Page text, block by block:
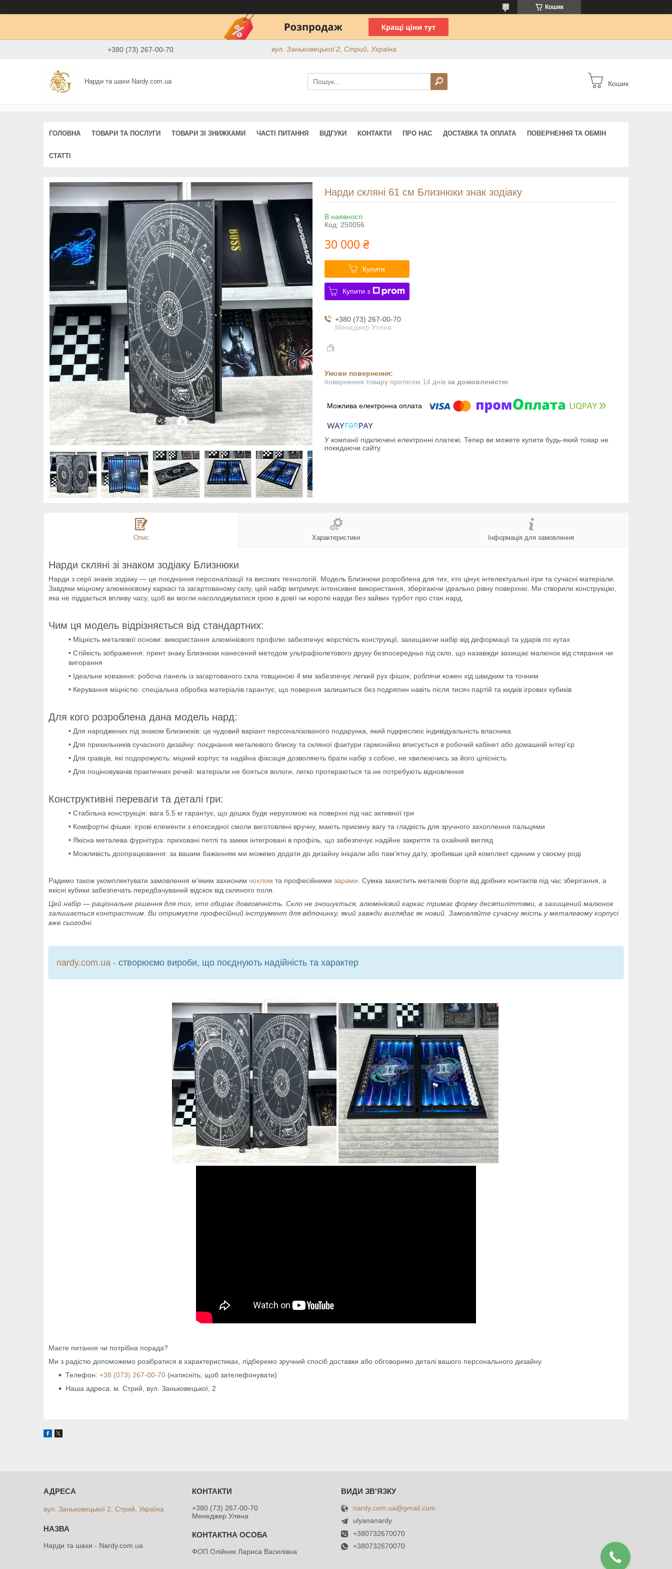
Кошик
+380 (73) 267-00-70 вул. Заньковецької 2, Стрий, Україна
Нарди та шахи Nardy.com.ua Кошик
ГОЛОВНА ТОВАРИ ТА ПОСЛУГИ ТОВАРИ ЗІ ЗНИЖКАМИ ЧАСТІ ПИТАННЯ ВІДГУКИ КОНТАКТИ ПРО НАС ДОСТАВКА ТА ОПЛАТА ПОВЕРНЕННЯ ТА ОБМІН
СТАТТІ
Нарди скляні 61 см Близнюки знак зодіаку
В наявності
Код: 250056
30 000 ₴
Купити
Купити з
+380 (73) 267-00-70
Менеджер Уляна
повернення товару протягом 14 днів за домовленістю
У компанії підключені електронні платежі. Тепер ви можете купити будь-який товар не
покидаючи сайту.
Опис Характеристики Інформація для замовлення
Нарди скляні зі знаком зодіаку Близнюки
Нарди з серії знаків зодіаку — це поєднання персоналізації та високих технологій. Модель Близнюки розроблена для тих, хто цінує інтелектуальні ігри та сучасні матеріали.
Завдяки міцному алюмінієвому каркасі та загартованому склу, цей набір витримує інтенсивне використання, зберігаючи ідеально рівну поверхню. Ми створили конструкцію,
яка не піддається впливу часу, щоб ви могли насолоджуватися грою в довгі чи короткі нарди без зайвих турбот про стан нард.
Чим ця модель відрізняється від стандартних:
• Міцність металевої основи: використання алюмінієвого профілю забезпечує жорсткість конструкції, захищаючи набір від деформації та ударів по кутах
• Стійкість зображення: принт знаку Близнюки нанесений методом ультрафіолетового друку безпосередньо під скло, що назавжди захищає малюнок від стирання чи
вигорання
• Ідеальне ковзання: робоча панель із загартованого скла товщиною 4 мм забезпечує легкий рух фішок, роблячи кожен хід швидким та точним
• Керування міцністю: спеціальна обробка матеріалів гарантує, що поверхня залишиться без подряпин навіть після тисяч партій та кидків ігрових кубиків
Для кого розроблена дана модель нард:
• Для народжених під знаком Близнюків: це чудовий варіант персоналізованого подарунка, який підкреслює індивідуальність власника
• Для прихильників сучасного дизайну: поєднання металевого блиску та скляної фактури гармонійно вписується в робочий кабінет або домашній інтер'єр
• Для гравців, які подорожують: міцний корпус та надійна фіксація дозволяють брати набір з собою, не хвилюючись за його цілісність
• Для поціновувачів практичних речей: матеріали не бояться вологи, легко протираються та не потребують відновлення
Конструктивні переваги та деталі гри:
• Стабільна конструкція: вага 5,5 кг гарантує, що дошка буде нерухомою на поверхні під час активної гри
• Комфортні фішки: ігрові елементи з епоксидної смоли виготовлені вручну, мають приємну вагу та гладкість для зручного захоплення пальцями
• Якісна металева фурнітура: приховані петлі та замки інтегровані в профіль, що забезпечує надійне закриття та охайний вигляд
• Можливість доопрацювання: за вашим бажанням ми можемо додати до дизайну ініціали або пам'ятну дату, зробивши цей комплект єдиним у своєму роді
Радимо також укомплектувати замовлення м’яким захисним чохлом та професійними зарами . Сумка захистить металеві борти від дрібних контактів під час зберігання, а
якісні кубики забезпечать передбачуваний відскок від скляного поля.
Цей набір — раціональне рішення для тих, хто обирає довговічність. Скло не зношується, алюмінієвий каркас тримає форму десятиліттями, а захищений малюнок
залишається контрастним. Ви отримуєте професійний інструмент для відпочинку, який завжди виглядає як новий. Замовляйте сучасну якість у металевому корпусі
вже сьогодні.
nardy.com.ua - створюємо вироби, що поєднують надійність та характер
Маєте питання чи потрібна порада?
Ми з радістю допоможемо розібратися в характеристиках, підберемо зручний спосіб доставки або обговоримо деталі вашого персонального дизайну.
Телефон: +38 (073) 267-00-70 (натисніть, щоб зателефонувати)
Наша адреса: м. Стрий, вул. Заньковецької, 2
вул. Заньковецької 2, Стрий, Україна
Нарди та шахи - Nardy.com.ua
+380 (73) 267-00-70
Менеджер Уляна
ФОП Олійник Лариса Василівна
nardy.com.ua@gmail.com
ulyananardy
+380732670070
+380732670070